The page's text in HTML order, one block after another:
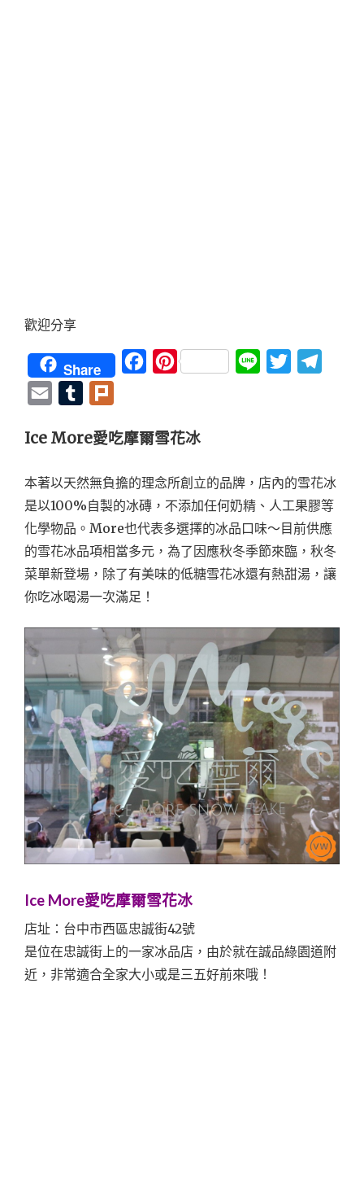
歡迎分享
Share FacebookPinterest Line Twitter
Email Tumblr
Ice More愛吃摩爾雪花冰
本著以天然無負擔的理念所創立的品牌，店內的雪花冰
是以100%自製的冰磚，不添加任何奶精、人工果膠等
化學物品。More也代表多選擇的冰品口味～目前供應
的雪花冰品項相當多元，為了因應秋冬季節來臨，秋冬
菜單新登場，除了有美味的低糖雪花冰還有熱甜湯，讓
你吃冰喝湯一次滿足！
Ice More愛吃摩爾雪花冰
店址：台中市西區忠誠街42號
是位在忠誠街上的一家冰品店，由於就在誠品綠園道附
近，非常適合全家大小或是三五好前來哦！